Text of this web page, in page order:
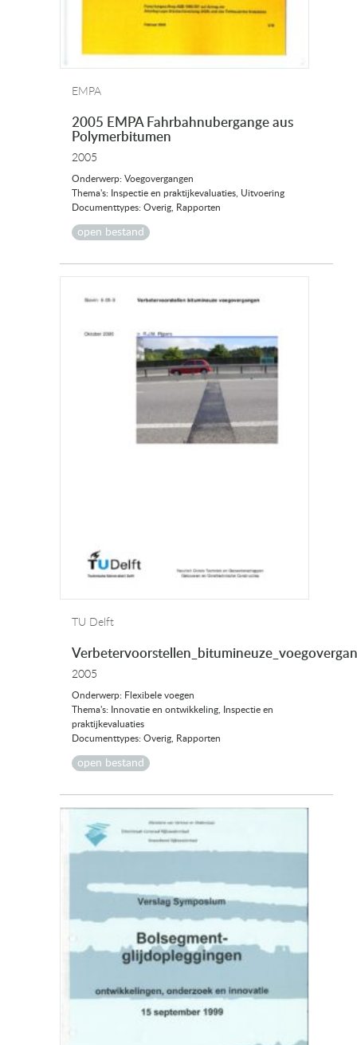
EMPA
2005 EMPA Fahrbahnubergange aus
Polymerbitumen
2005
Onderwerp: Voegovergangen
Thema's: Inspectie en praktijkevaluaties, Uitvoering
Documenttypes: Overig, Rapporten
open bestand
TU Delft
2005
Onderwerp: Flexibele voegen
Thema's: Innovatie en ontwikkeling, Inspectie en
praktijkevaluaties
Documenttypes: Overig, Rapporten
open bestand